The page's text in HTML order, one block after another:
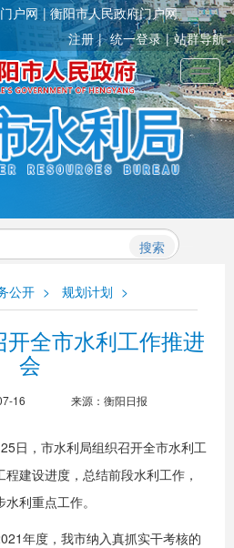
户网
衡阳市人民政府门户网
注册
统一登录 站群导航
搜索
公开 > 规划计划 >
全市水利工作推进
会
16 来源：衡阳日报
日，市水利局组织召开全市水利工
建设进度，总结前段水利工作，
利重点工作。
年度，我市纳入真抓实干考核的